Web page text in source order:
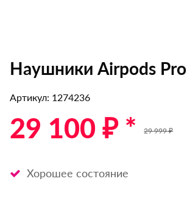
Наушники Airpods Pro
Артикул: 1274236
29 100 ₽ * 29 999 ₽
Хорошее состояние